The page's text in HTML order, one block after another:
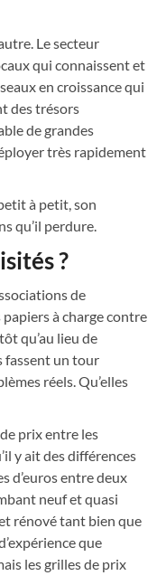
Le secteur
qui connaissent et
en croissance qui
des trésors
de grandes
très rapidement
à petit, son
qu’il perdure.
?
de
à charge contre
qu’au lieu de
fassent un tour
réels. Qu’elles
prix entre les
y ait des différences
d’euros entre deux
neuf et quasi
rénové tant bien que
que
les grilles de prix